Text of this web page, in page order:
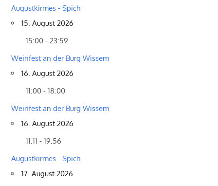
Augustkirmes - Spich
15. August 2026
15:00 - 23:59
Weinfest an der Burg Wissem
16. August 2026
11:00 - 18:00
Weinfest an der Burg Wissem
16. August 2026
11:11 - 19:56
Augustkirmes - Spich
17. August 2026